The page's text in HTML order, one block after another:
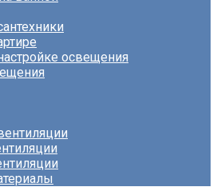
освещения